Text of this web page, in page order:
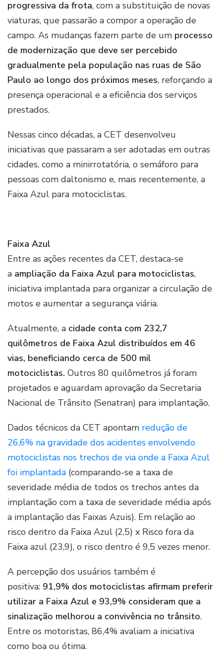
progressiva da frota, com a substituição de novas
viaturas, que passarão a compor a operação de
campo. As mudanças fazem parte de um processo
de modernização que deve ser percebido
gradualmente pela população nas ruas de São
Paulo ao longo dos próximos meses, reforçando a
presença operacional e a eficiência dos serviços
prestados.
Nessas cinco décadas, a CET desenvolveu
iniciativas que passaram a ser adotadas em outras
cidades, como a minirrotatória, o semáforo para
pessoas com daltonismo e, mais recentemente, a
Faixa Azul para motociclistas.
Faixa Azul
Entre as ações recentes da CET, destaca-se
a ampliação da Faixa Azul para motociclistas,
iniciativa implantada para organizar a circulação de
motos e aumentar a segurança viária.
Atualmente, a cidade conta com 232,7
quilômetros de Faixa Azul distribuídos em 46
vias, beneficiando cerca de 500 mil
motociclistas. Outros 80 quilômetros já foram
projetados e aguardam aprovação da Secretaria
Nacional de Trânsito (Senatran) para implantação.
Dados técnicos da CET apontam redução de
26,6% na gravidade dos acidentes envolvendo
motociclistas nos trechos de via onde a Faixa Azul
foi implantada (comparando-se a taxa de
severidade média de todos os trechos antes da
implantação com a taxa de severidade média após
a implantação das Faixas Azuis). Em relação ao
risco dentro da Faixa Azul (2,5) x Risco fora da
Faixa azul (23,9), o risco dentro é 9,5 vezes menor.
A percepção dos usuários também é
positiva: 91,9% dos motociclistas afirmam preferir
utilizar a Faixa Azul e 93,9% consideram que a
sinalização melhorou a convivência no trânsito.
Entre os motoristas, 86,4% avaliam a iniciativa
como boa ou ótima.